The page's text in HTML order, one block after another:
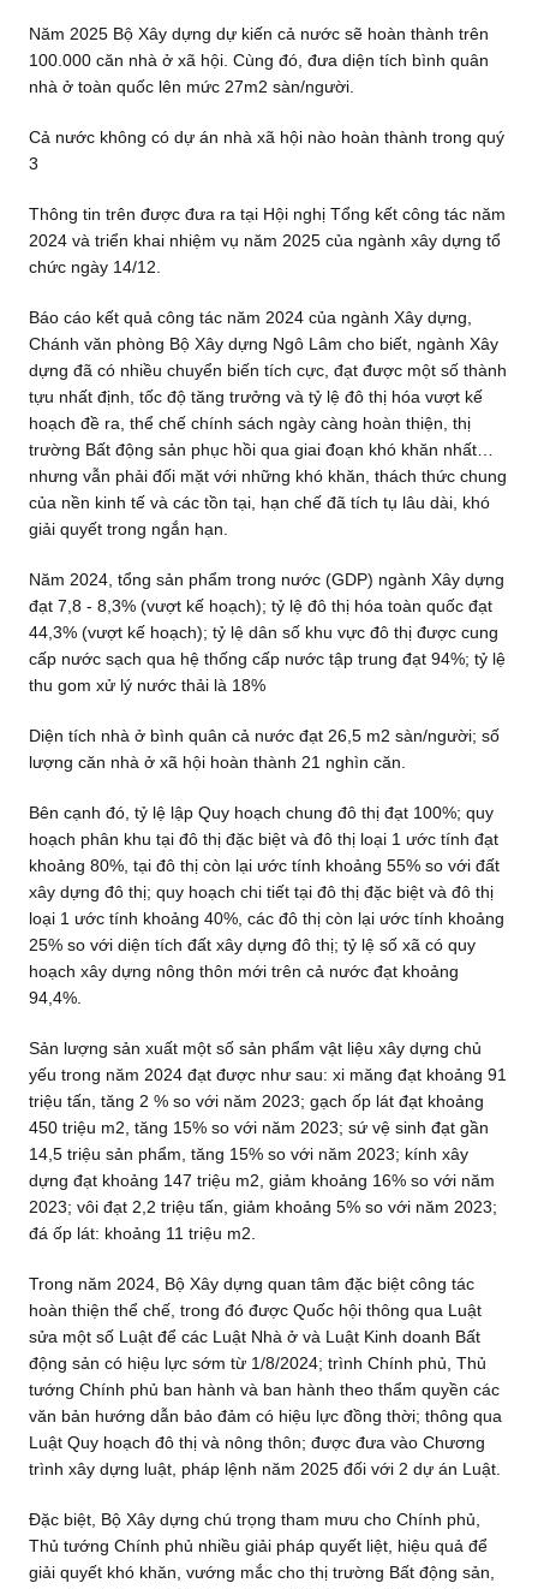
Năm 2025 Bộ Xây dựng dự kiến cả nước sẽ hoàn thành trên
100.000 căn nhà ở xã hội. Cùng đó, đưa diện tích bình quân
nhà ở toàn quốc lên mức 27m2 sàn/người.
Cả nước không có dự án nhà xã hội nào hoàn thành trong quý
3
Thông tin trên được đưa ra tại Hội nghị Tổng kết công tác năm
2024 và triển khai nhiệm vụ năm 2025 của ngành xây dựng tổ
chức ngày 14/12.
Báo cáo kết quả công tác năm 2024 của ngành Xây dựng,
Chánh văn phòng Bộ Xây dựng Ngô Lâm cho biết, ngành Xây
dựng đã có nhiều chuyển biến tích cực, đạt được một số thành
tựu nhất định, tốc độ tăng trưởng và tỷ lệ đô thị hóa vượt kế
hoạch đề ra, thể chế chính sách ngày càng hoàn thiện, thị
trường Bất động sản phục hồi qua giai đoạn khó khăn nhất…
nhưng vẫn phải đối mặt với những khó khăn, thách thức chung
của nền kinh tế và các tồn tại, hạn chế đã tích tụ lâu dài, khó
giải quyết trong ngắn hạn.
Năm 2024, tổng sản phẩm trong nước (GDP) ngành Xây dựng
đạt 7,8 - 8,3% (vượt kế hoạch); tỷ lệ đô thị hóa toàn quốc đạt
44,3% (vượt kế hoạch); tỷ lệ dân số khu vực đô thị được cung
cấp nước sạch qua hệ thống cấp nước tập trung đạt 94%; tỷ lệ
thu gom xử lý nước thải là 18%
Diện tích nhà ở bình quân cả nước đạt 26,5 m2 sàn/người; số
lượng căn nhà ở xã hội hoàn thành 21 nghìn căn.
Bên cạnh đó, tỷ lệ lập Quy hoạch chung đô thị đạt 100%; quy
hoạch phân khu tại đô thị đặc biệt và đô thị loại 1 ước tính đạt
khoảng 80%, tại đô thị còn lại ước tính khoảng 55% so với đất
xây dựng đô thị; quy hoạch chi tiết tại đô thị đặc biệt và đô thị
loại 1 ước tính khoảng 40%, các đô thị còn lại ước tính khoảng
25% so với diện tích đất xây dựng đô thị; tỷ lệ số xã có quy
hoạch xây dựng nông thôn mới trên cả nước đạt khoảng
94,4%.
Sản lượng sản xuất một số sản phẩm vật liệu xây dựng chủ
yếu trong năm 2024 đạt được như sau: xi măng đạt khoảng 91
triệu tấn, tăng 2 % so với năm 2023; gạch ốp lát đạt khoảng
450 triệu m2, tăng 15% so với năm 2023; sứ vệ sinh đạt gần
14,5 triệu sản phẩm, tăng 15% so với năm 2023; kính xây
dựng đạt khoảng 147 triệu m2, giảm khoảng 16% so với năm
2023; vôi đạt 2,2 triệu tấn, giảm khoảng 5% so với năm 2023;
đá ốp lát: khoảng 11 triệu m2.
Trong năm 2024, Bộ Xây dựng quan tâm đặc biệt công tác
hoàn thiện thể chế, trong đó được Quốc hội thông qua Luật
sửa một số Luật để các Luật Nhà ở và Luật Kinh doanh Bất
động sản có hiệu lực sớm từ 1/8/2024; trình Chính phủ, Thủ
tướng Chính phủ ban hành và ban hành theo thẩm quyền các
văn bản hướng dẫn bảo đảm có hiệu lực đồng thời; thông qua
Luật Quy hoạch đô thị và nông thôn; được đưa vào Chương
trình xây dựng luật, pháp lệnh năm 2025 đối với 2 dự án Luật.
Đặc biệt, Bộ Xây dựng chú trọng tham mưu cho Chính phủ,
Thủ tướng Chính phủ nhiều giải pháp quyết liệt, hiệu quả để
giải quyết khó khăn, vướng mắc cho thị trường Bất động sản,